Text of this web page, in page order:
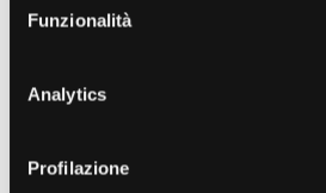
Funzionalità
Analytics
Profilazione
questa sezione